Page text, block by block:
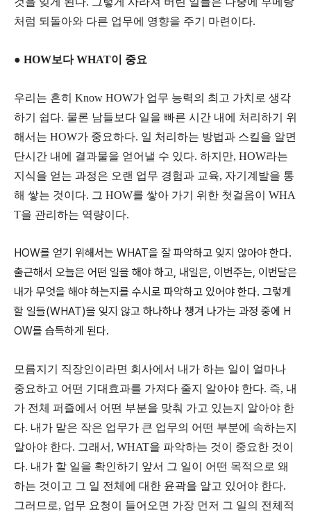
처럼 되돌아와 다른 업무에 영향을 주기 마련이다.
● HOW보다 WHAT이 중요
우리는 흔히 Know HOW가 업무 능력의 최고 가치로 생각
하기 쉽다. 물론 남들보다 일을 빠른 시간 내에 처리하기 위
해서는 HOW가 중요하다. 일 처리하는 방법과 스킬을 알면
단시간 내에 결과물을 얻어낼 수 있다. 하지만, HOW라는
지식을 얻는 과정은 오랜 업무 경험과 교육, 자기계발을 통
해 쌓는 것이다. 그 HOW를 쌓아 가기 위한 첫걸음이 WHA
T을 관리하는 역량이다.
HOW를 얻기 위해서는 WHAT을 잘 파악하고 잊지 않아야 한다.
출근해서 오늘은 어떤 일을 해야 하고, 내일은, 이번주는, 이번달은
내가 무엇을 해야 하는지를 수시로 파악하고 있어야 한다. 그렇게
할 일들(WHAT)을 잊지 않고 하나하나 챙겨 나가는 과정 중에 H
OW를 습득하게 된다.
모름지기 직장인이라면 회사에서 내가 하는 일이 얼마나
중요하고 어떤 기대효과를 가져다 줄지 알아야 한다. 즉, 내
가 전체 퍼즐에서 어떤 부분을 맞춰 가고 있는지 알아야 한
다. 내가 맡은 작은 업무가 큰 업무의 어떤 부분에 속하는지
알아야 한다. 그래서, WHAT을 파악하는 것이 중요한 것이
다. 내가 할 일을 확인하기 앞서 그 일이 어떤 목적으로 왜
하는 것이고 그 일 전체에 대한 윤곽을 알고 있어야 한다.
그러므로, 업무 요청이 들어오면 가장 먼저 그 일의 전체적